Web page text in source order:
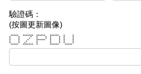
驗證碼：
(按圖更新圖像)
***** ******* ****** ****** * *
* * * * * * * * *
* * * * * * * * *
* * * ****** * * * *
* * * * * * * *
* * * * * * * *
***** ******* * ****** *****